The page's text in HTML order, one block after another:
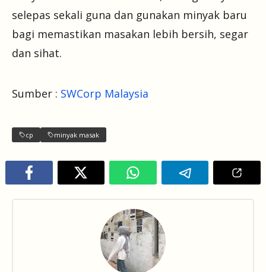
selepas sekali guna dan gunakan minyak baru
bagi memastikan masakan lebih bersih, segar
dan sihat.
Sumber : SWCorp Malaysia
cp minyak masak